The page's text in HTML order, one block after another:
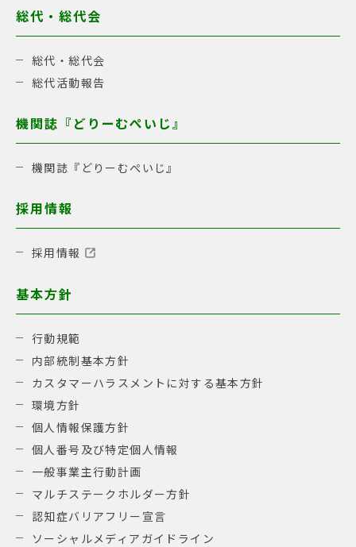
総代・総代会
総代・総代会
総代活動報告
機関誌『どりーむぺいじ』
機関誌『どりーむぺいじ』
採用情報
採用情報
基本方針
行動規範
内部統制基本方針
カスタマーハラスメントに対する基本方針
環境方針
個人情報保護方針
個人番号及び特定個人情報
一般事業主行動計画
マルチステークホルダー方針
認知症バリアフリー宣言
ソーシャルメディアガイドライン